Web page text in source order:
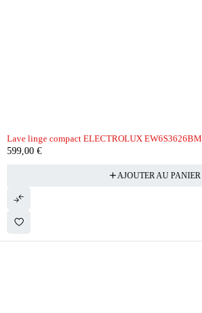
Lave linge compact ELECTROLUX EW6S3626BM
599,00 €
AJOUTER AU PANIER